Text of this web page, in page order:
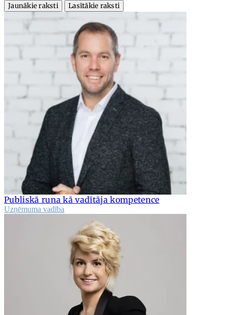
Jaunākie raksti
Lasītākie raksti
Publiskā runa kā vadītāja kompetence
Uzņēmuma vadība